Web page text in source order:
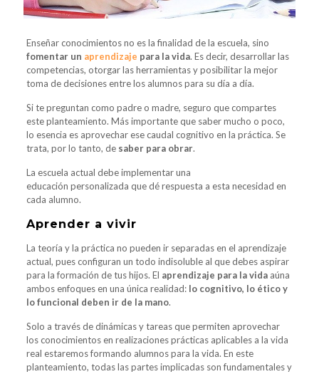
Enseñar conocimientos no es la finalidad de la escuela, sino
fomentar un aprendizaje para la vida. Es decir, desarrollar las
competencias, otorgar las herramientas y posibilitar la mejor
toma de decisiones entre los alumnos para su día a día.
Si te preguntan como padre o madre, seguro que compartes
este planteamiento. Más importante que saber mucho o poco,
lo esencia es aprovechar ese caudal cognitivo en la práctica. Se
trata, por lo tanto, de saber para obrar.
La escuela actual debe implementar una
educación personalizada que dé respuesta a esta necesidad en
cada alumno.
Aprender a vivir
La teoría y la práctica no pueden ir separadas en el aprendizaje
actual, pues configuran un todo indisoluble al que debes aspirar
para la formación de tus hijos. El aprendizaje para la vidaaúna
ambos enfoques en una única realidad: lo cognitivo, lo ético y
lo funcional deben ir de la mano.
Solo a través de dinámicas y tareas que permiten aprovechar
los conocimientos en realizaciones prácticas aplicables a la vida
real estaremos formando alumnos para la vida. En este
planteamiento, todas las partes implicadas son fundamentales y